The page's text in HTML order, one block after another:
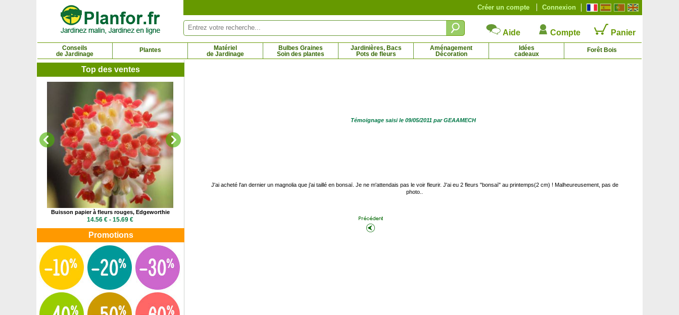
Connexion
Créer un compte
Aide Compte Panier
Conseils
de Jardinage
Plantes
Matériel
de Jardinage
Bulbes Graines
Soin des plantes
Jardinières, Bacs
Pots de fleurs
Aménagement
Décoration
Idées
cadeaux
Forêt Bois
Top des ventes
Buisson papier à fleurs rouges, Edgeworthie
14.56 € - 15.69 €
Promotions
Témoignage saisi le 09/05/2011 par GEAAMECH
J'ai acheté l'an dernier un magnolia que j'ai taillé en bonsaï. Je ne m'attendais pas le voir fleurir. J'ai eu 2 fleurs "bonsaï" au printemps(2 cm) ! Malheureusement, pas de
photo..
Panneau de gestion des cookies